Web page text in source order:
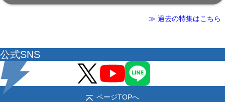
≫ 過去の特集はこちら
公式SNS
ページTOPへ